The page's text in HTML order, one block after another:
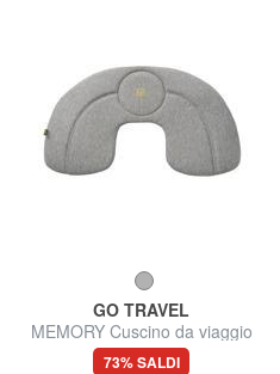
GO TRAVEL
MEMORY Cuscino da viaggio
gonfiabile
73% SALDI